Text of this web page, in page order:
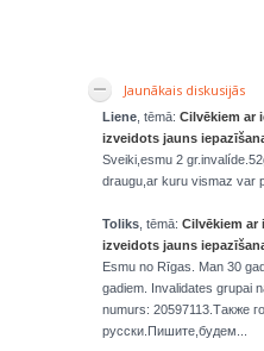
Jaunākais diskusijās
Liene , tēmā: Cilvēkiem ar
izveidots jauns
Sveiki,esmu 2
draugu,ar kuru vismaz var
Toliks , tēmā: Cilvēkiem ar
izveidots jauns
Esmu no Rīgas. Man 30
gadiem. Invalidates grupai
numurs: 20597113.Также
русски.Пишите,будем...